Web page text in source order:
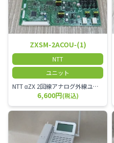
ZXSM-2ACOU-(1)
NTT
ユニット
NTT αZX 2回線アナログ外線ユニット
6,600円(税込)